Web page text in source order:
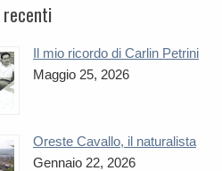
Il mio ricordo di Carlin Petrini
Maggio 25, 2026
Oreste Cavallo, il naturalista
Gennaio 22, 2026